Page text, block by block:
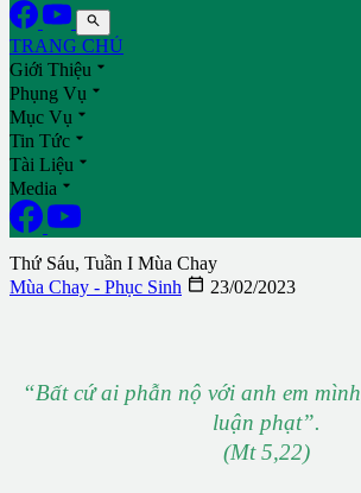

TRANG CHỦ
Giới Thiệu 
Phụng Vụ 
Mục Vụ 
Tin Tức 
Tài Liệu 
Media 
Thứ Sáu, Tuần I Mùa Chay
Mùa Chay - Phục Sinh  23/02/2023
“Bất cứ ai phẫn nộ với anh em
luận phạt”.
(Mt 5,22)